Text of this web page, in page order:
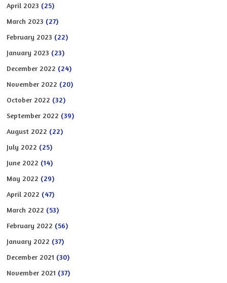
April 2023 (25)
March 2023 (27)
February 2023 (22)
January 2023 (23)
December 2022 (24)
November 2022 (20)
October 2022 (32)
September 2022 (39)
August 2022 (22)
July 2022 (25)
June 2022 (14)
May 2022 (29)
April 2022 (47)
March 2022 (53)
February 2022 (56)
January 2022 (37)
December 2021 (30)
November 2021 (37)